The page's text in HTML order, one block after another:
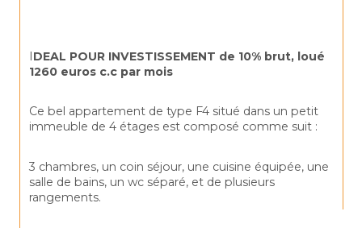
DEAL POUR INVESTISSEMENT de 10% brut, loué
1260 euros c.c par mois
Ce bel appartement de type F4 situé dans un petit
immeuble de 4 étages est composé comme suit :
3 chambres, un coin séjour, une cuisine équipée, une
salle de bains, un wc séparé, et de plusieurs
rangements.